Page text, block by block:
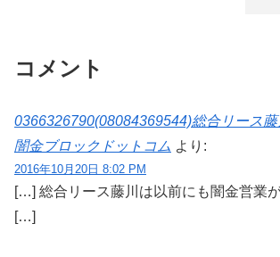
コメント
0366326790(08084369544)総合リース
闇金ブロックドットコム より:
2016年10月20日 8:02 PM
[…] 総合リース藤川は以前にも闇金営業が
[…]